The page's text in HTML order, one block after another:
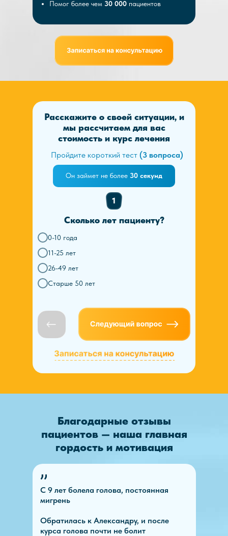
Помог более чем 30 000 пациентов
Расскажите о своей ситуации, и
мы рассчитаем для вас
стоимость и курс лечения
Сколько лет пациенту?
Пройдите короткий тест (3 вопроса)
Он займет не более 30 секунд
0-10 года
11-25 лет
26-49 лет
Старше 50 лет
1
Благодарные отзывы
пациентов — наша главная
гордость и мотивация
С 9 лет болела голова, постоянная
мигрень
Обратилась к Александру, и после
курса голова почти не болит